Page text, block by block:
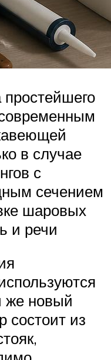
в случае
с
сечением
шаровых
и речи
же новый
состоит из